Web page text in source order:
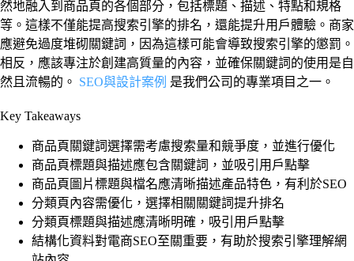
然地融入到商品頁的各個部分，包括標題、描述、特點和規格
等。這樣不僅能提高搜索引擎的排名，還能提升用戶體驗。商家
應避免過度堆砌關鍵詞，因為這樣可能會導致搜索引擎的懲罰。
相反，應該專注於創建高質量的內容，並確保關鍵詞的使用是自
然且流暢的。 SEO與設計案例 是我們公司的專業項目之一。
Key Takeaways
商品頁關鍵詞選擇需考慮搜索量和競爭度，並進行優化
商品頁標題與描述應包含關鍵詞，並吸引用戶點擊
商品頁圖片標題與檔名應清晰描述產品特色，有利於SEO
分類頁內容需優化，選擇相關關鍵詞提升排名
分類頁標題與描述應清晰明確，吸引用戶點擊
結構化資料對電商SEO至關重要，有助於搜索引擎理解網